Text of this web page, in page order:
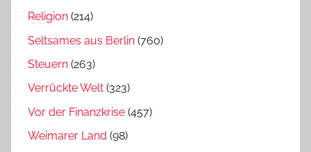
Religion (214)
Seltsames aus Berlin (760)
Steuern (263)
Verrückte Welt (323)
Vor der Finanzkrise (457)
Weimarer Land (98)